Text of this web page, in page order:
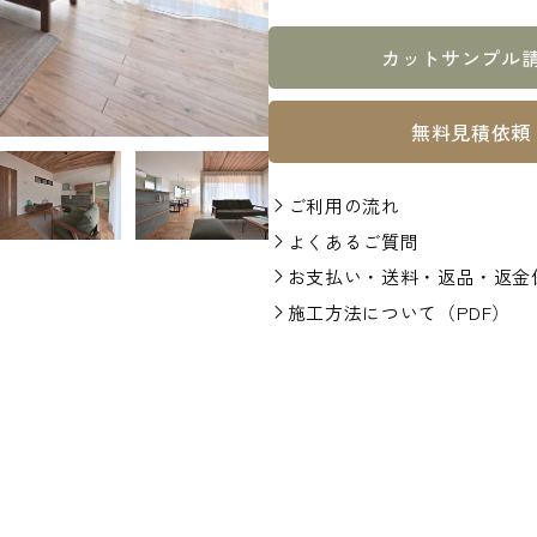
カットサンプル
無料見積依頼
ご利用の流れ
よくあるご質問
お支払い・送料・返品・返金
施工方法について（PDF）